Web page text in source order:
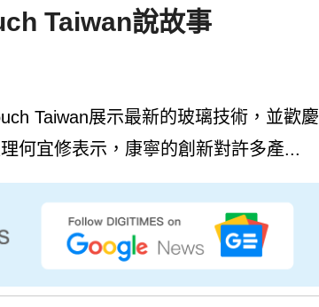
Taiwan說故事
Taiwan展示最新的玻璃技術，並歡慶
何宜修表示，康寧的創新對許多產...